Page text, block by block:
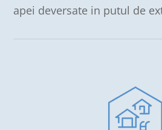
apei deversate in putul de